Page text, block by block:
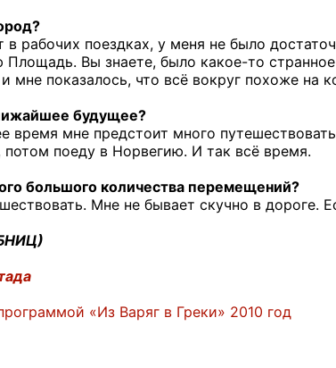
в рабочих поездках, у меня не было
Площадь. Вы знаете, было какое-то
и мне показалось, что всё вокруг похоже
будущее?
время мне предстоит много
потом поеду в Норвегию. И так всё время.
большого количества перемещений?
Мне не бывает скучно в дороге.
«Из Варяг в Греки» 2010 год